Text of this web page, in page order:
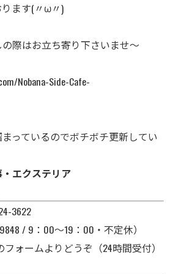
ます(〃ω〃)
際はお立ち寄り下さいませ〜
Nobana-Side-Cafe-
っているのでボチボチ更新してい
エクステリア
3622
/ 9：00～19：00・不定休）
フォームよりどうぞ（24時間受付）